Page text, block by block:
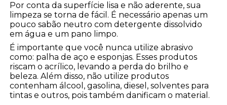
Por conta da superfície lisa e não aderente, sua
limpeza se torna de fácil. É necessário apenas um
pouco sabão neutro com detergente dissolvido
em água e um pano limpo.
É importante que você nunca utilize abrasivo
como: palha de aço e esponjas. Esses produtos
riscam o acrílico, levando a perda do brilho e
beleza. Além disso, não utilize produtos
contenham álcool, gasolina, diesel, solventes para
tintas e outros, pois também danificam o material.